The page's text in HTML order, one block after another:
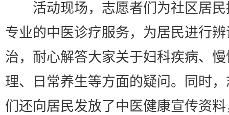
活动现场，志愿者们为社区居民
专业的中医诊疗服务，为居民进行
治，耐心解答大家关于妇科疾病、
理、日常养生等方面的疑问。同时
们还向居民发放了中医健康宣传资